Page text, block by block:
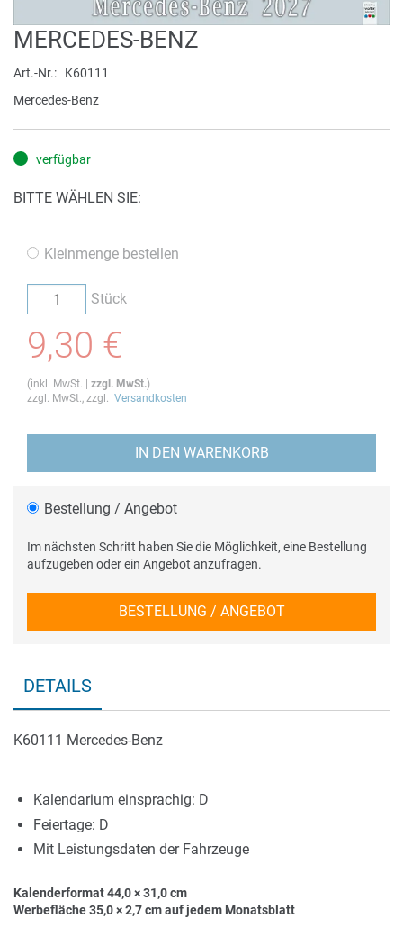
Zum
der
Bildergalerie
MERCEDES-BENZ
Art.-Nr.
K60111
Mercedes-Benz
verfügbar
BITTE WÄHLEN SIE:
Kleinmenge bestellen
Stück
9,30 €
(inkl. MwSt. zzgl. MwSt.)
zzgl. MwSt., zzgl. Versandkosten
IN DEN WARENKORB
Bestellung / Angebot
Im nächsten Schritt haben Sie die Möglichkeit, eine Bestellung
aufzugeben oder ein Angebot anzufragen.
BESTELLUNG / ANGEBOT
DETAILS
K60111 Mercedes-Benz
Kalendarium einsprachig: D
Feiertage: D
Mit Leistungsdaten der Fahrzeuge
Kalenderformat 44,0 × 31,0 cm
Werbefläche 35,0 × 2,7 cm auf jedem Monatsblatt